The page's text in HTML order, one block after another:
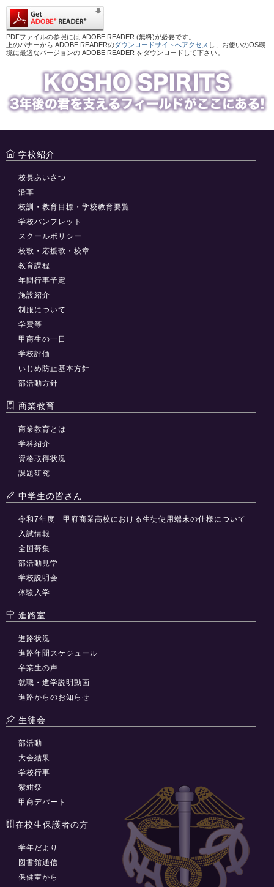
PDFファイルの参照には ADOBE READER (無料)が必要です。
上のバナーから ADOBE READERのダウンロードサイトへアクセス し、お使いのOS環
境に最適なバージョンの ADOBE READER をダウンロードして下さい。
学校紹介
校長あいさつ
沿革
校訓・教育目標・学校教育要覧
学校パンフレット
スクールポリシー
校歌・応援歌・校章
教育課程
年間行事予定
施設紹介
制服について
学費等
甲商生の一日
学校評価
いじめ防止基本方針
部活動方針
商業教育
商業教育とは
学科紹介
資格取得状況
課題研究
中学生の皆さん
令和7年度 甲府商業高校における生徒使用端末の仕様について
入試情報
全国募集
部活動見学
学校説明会
体験入学
進路室
進路状況
進路年間スケジュール
卒業生の声
就職・進学説明動画
進路からのお知らせ
生徒会
部活動
大会結果
学校行事
紫紺祭
甲商デパート
在校生保護者の方
学年だより
図書館通信
保健室から